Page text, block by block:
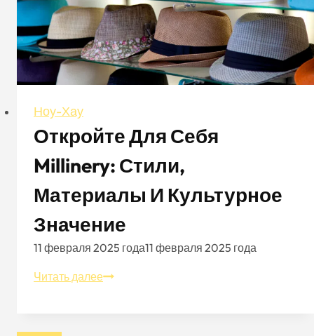
отличным
модельером?
Ноу-Хау
Откройте Для Себя
Millinery: Стили,
Материалы И Культурное
Значение
11 февраля 2025 года11 февраля 2025 года
Читать далееОткройте